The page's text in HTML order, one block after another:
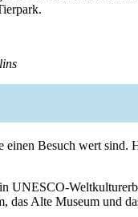
Besuch wert sind.
UNESCO-
das Alte Museum und